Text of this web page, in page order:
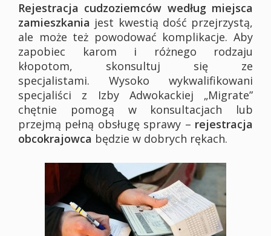
Rejestracja cudzoziemców według miejsca
zamieszkania jest kwestią dość przejrzystą,
ale może też powodować komplikacje. Aby
zapobiec karom i różnego rodzaju
kłopotom, skonsultuj się ze
specjalistami. Wysoko wykwalifikowani
specjaliści z Izby Adwokackiej „Migrate”
chętnie pomogą w konsultacjach lub
przejmą pełną obsługę sprawy – rejestracja
obcokrajowca będzie w dobrych rękach.